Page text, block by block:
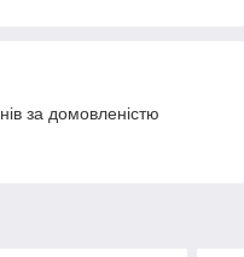
за домовленістю